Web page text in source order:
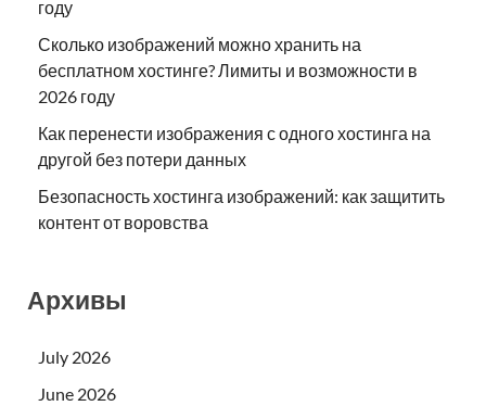
году
Сколько изображений можно хранить на
бесплатном хостинге? Лимиты и возможности в
2026 году
Как перенести изображения с одного хостинга на
другой без потери данных
Безопасность хостинга изображений: как защитить
контент от воровства
Архивы
July 2026
June 2026